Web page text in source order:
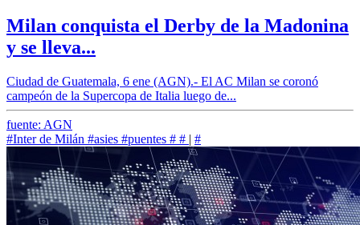
Milan conquista el Derby de la Madonina
y se lleva...
Ciudad de Guatemala, 6 ene (AGN).- El AC Milan se coronó
campeón de la Supercopa de Italia luego de...
fuente: AGN
#Inter de Milán #asies #puentes # # | #